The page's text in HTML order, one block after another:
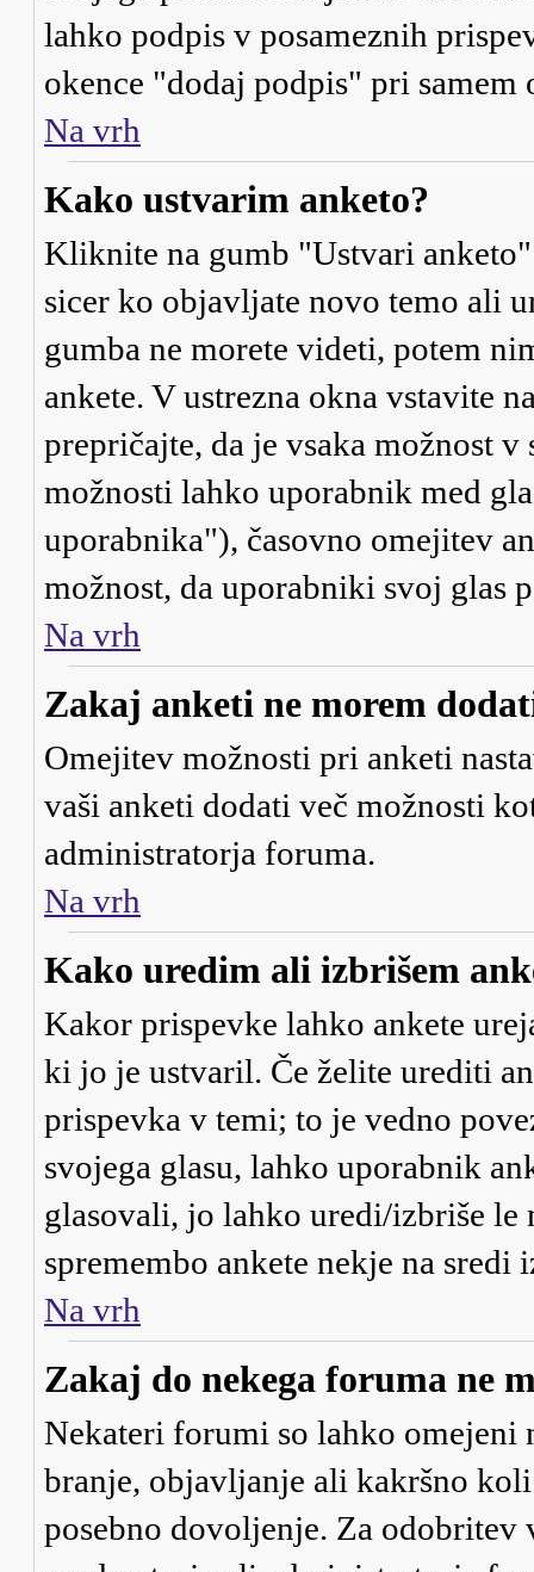
lahko podpis v posameznih
okence "dodaj podpis" pri samem
Na vrh
Kako ustvarim anketo?
Kliknite na gumb "Ustvari
sicer ko objavljate novo temo ali
gumba ne morete videti, potem
ankete. V ustrezna okna vstavite
prepričajte, da je vsaka možnost
možnosti lahko uporabnik med
uporabnika"), časovno omejitev
možnost, da uporabniki svoj glas
Na vrh
Zakaj anketi ne morem
Omejitev možnosti pri anketi
vaši anketi dodati več možnosti
administratorja foruma.
Na vrh
Kako uredim ali izbrišem
Kakor prispevke lahko ankete
ki jo je ustvaril. Če želite urediti
prispevka v temi; to je vedno
svojega glasu, lahko uporabnik
glasovali, jo lahko uredi/izbriše le
spremembo ankete nekje na sredi
Na vrh
Zakaj do nekega foruma ne
Nekateri forumi so lahko omejeni
branje, objavljanje ali kakršno
posebno dovoljenje. Za odobritev